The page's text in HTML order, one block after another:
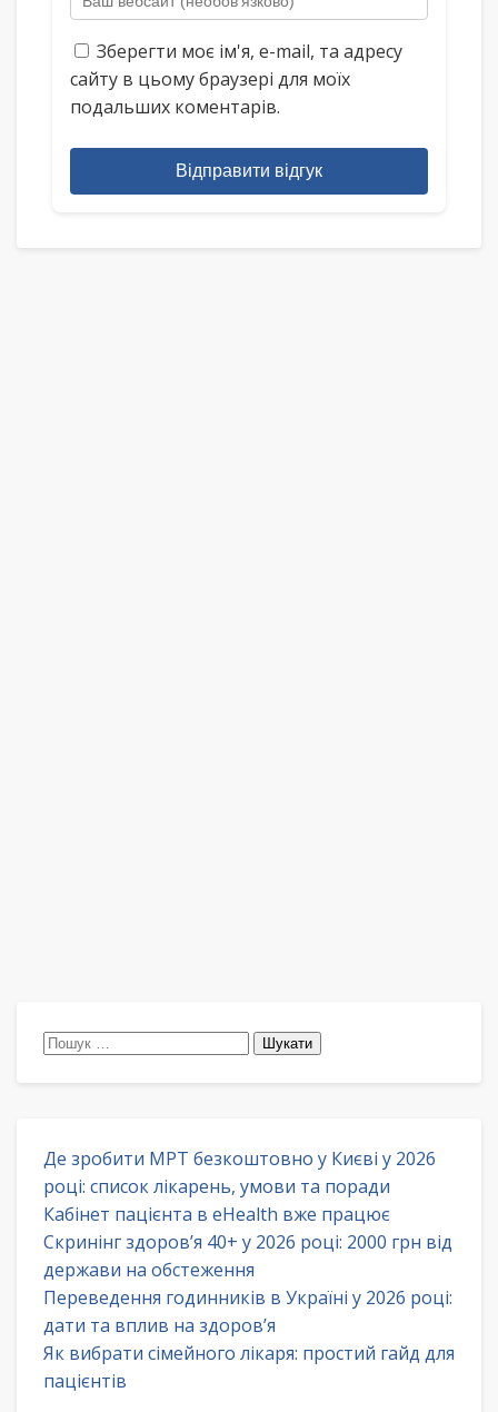
Зберегти моє ім'я, e-mail, та адресу
сайту в цьому браузері для моїх
подальших коментарів.
Відправити відгук
Пошук:
Де зробити МРТ безкоштовно у Києві у 2026
році: список лікарень, умови та поради
Кабінет пацієнта в eHealth вже працює
Скринінг здоров’я 40+ у 2026 році: 2000 грн від
держави на обстеження
Переведення годинників в Україні у 2026 році:
дати та вплив на здоров’я
Як вибрати сімейного лікаря: простий гайд для
пацієнтів